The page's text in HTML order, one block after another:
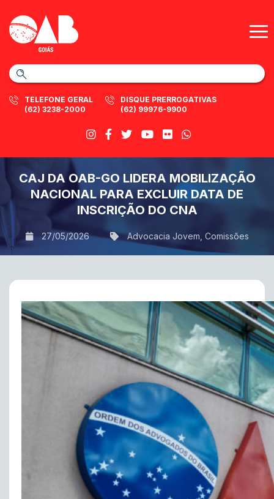
TELEFONE GERAL
(62) 3238-2000
DISQUE PRERROGATIVAS
(62) 99976-9900
CAJ DA OAB-GO LIDERA MOBILIZAÇÃO
NACIONAL PARA EXCLUIR DATA DE
INSCRIÇÃO DO CNA
27/05/2026 Advocacia Jovem Comissões